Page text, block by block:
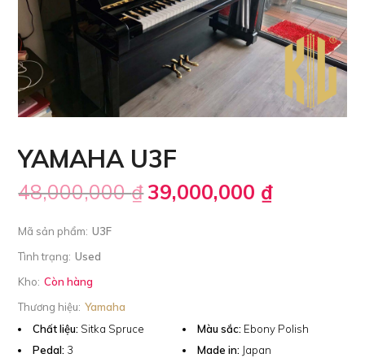
YAMAHA U3F
48,000,000₫39,000,000 ₫
Mã sản phẩm: U3F
Tình trạng: Used
Kho: Còn hàng
Thương hiệu: Yamaha
Chất liệu: Sitka Spruce
Pedal: 3
Màu sắc: Ebony Polish
Made in: Japan